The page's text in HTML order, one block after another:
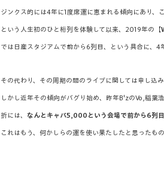
ジンクス的には4年に1度席運に恵まれる傾向にあり、
という人生初のひと桁列を体験して以来、2019年の【
では日産スタジアムで前から6列目、という具合に、4
その代わり、その周期の間のライブに関しては申し込
しかし近年その傾向がバグり始め、昨年B'zのVo,稲葉
折には、 なんとキャパ5,000という会場で前から6列目
これはもう、何かしらの運を使い果たしたと思ったもの